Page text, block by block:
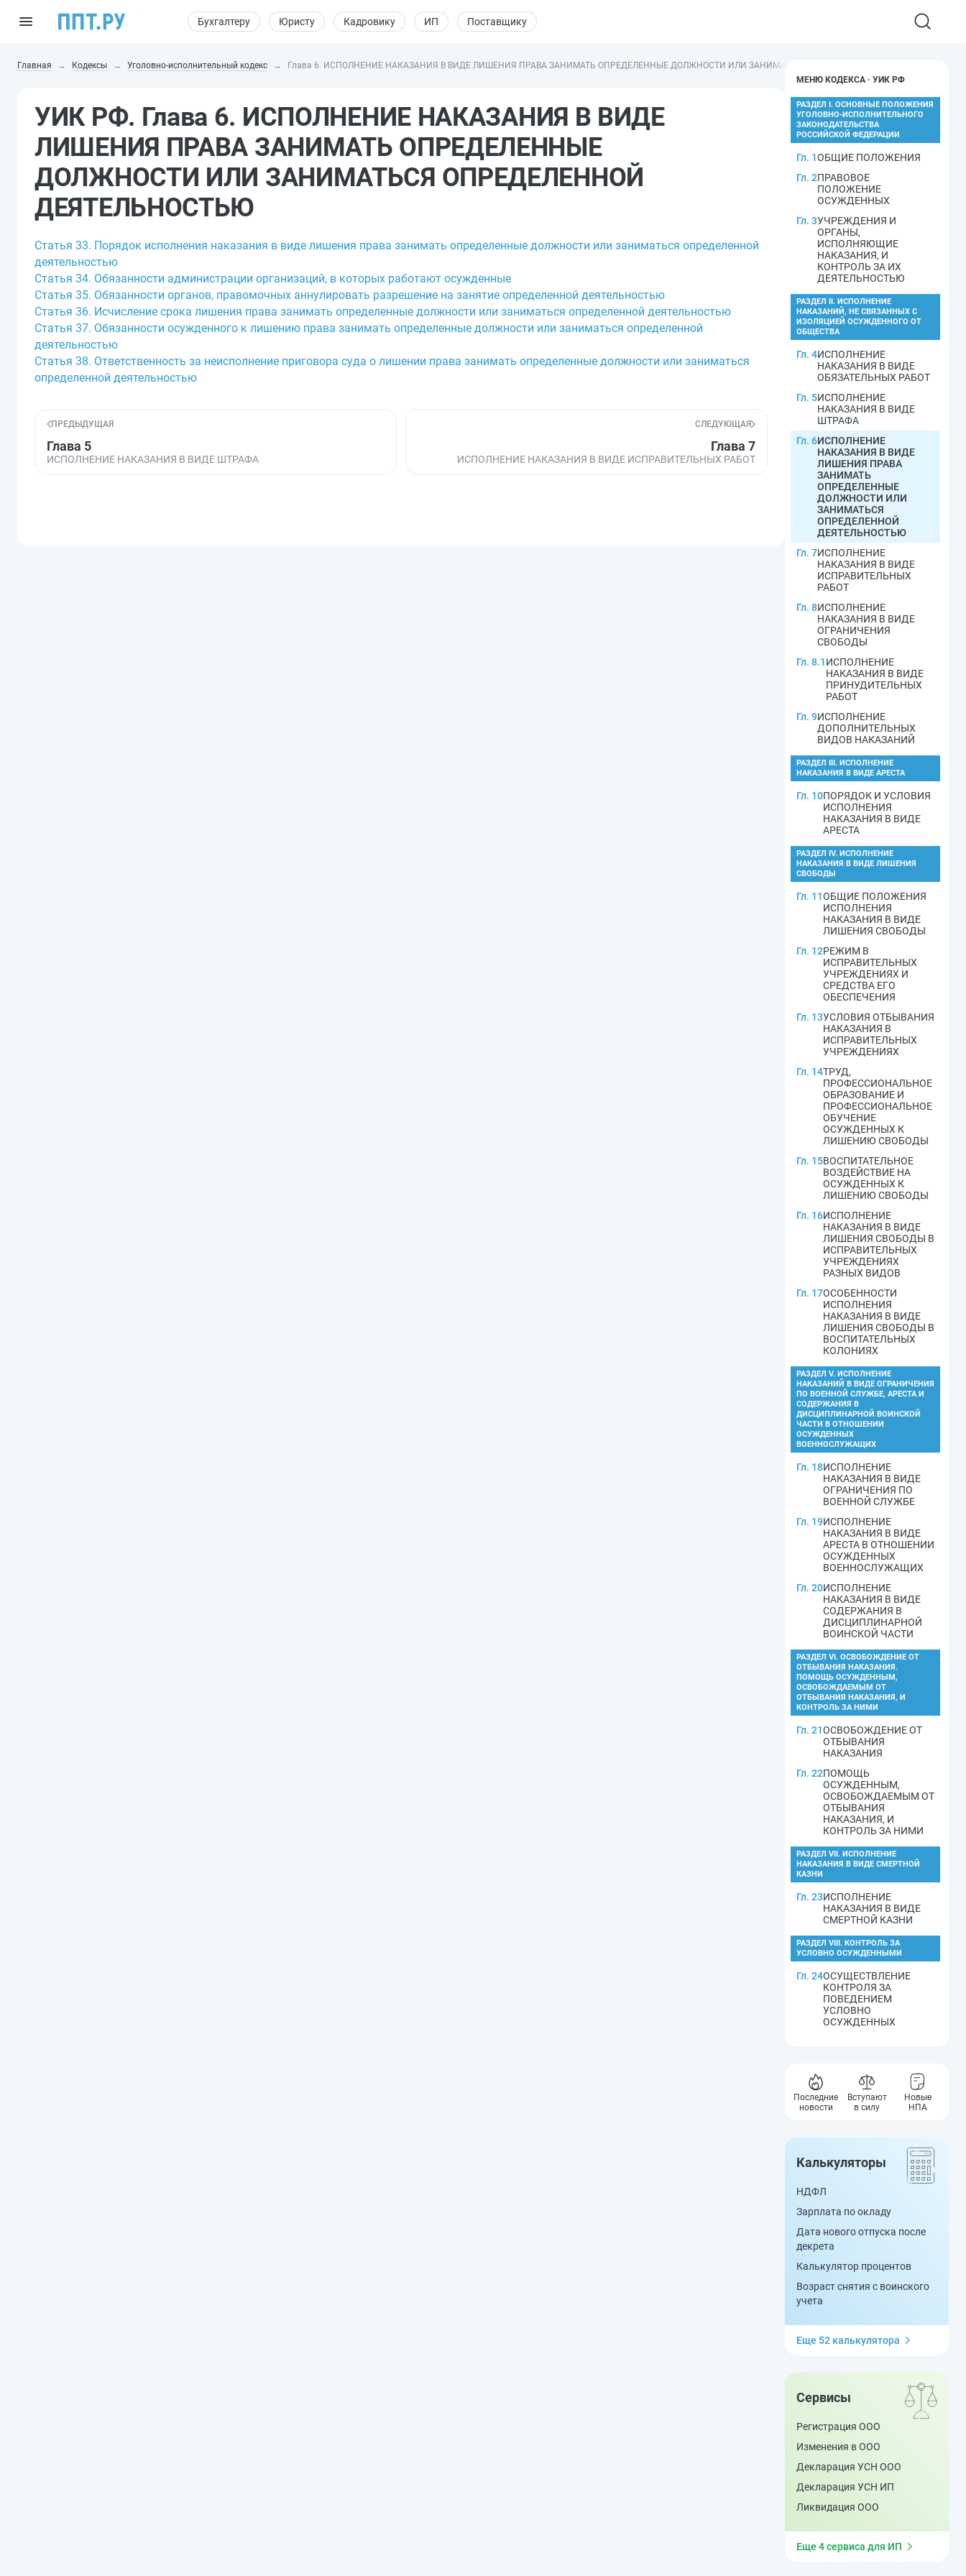
Бухгалтеру Юристу Кадровику ИП Поставщику
Главная Кодексы Уголовно-исполнительный кодекс Глава 6. ИСПОЛНЕНИЕ НАКАЗАНИЯ В ВИДЕ ЛИШЕНИЯ ПРАВА ЗАНИМАТЬ ОПРЕДЕЛЕННЫЕ ДОЛЖНОСТИ ИЛИ ЗАНИМАТЬСЯ ОПРЕДЕЛЕННОЙ ДЕЯТЕЛЬНОСТЬЮ
УИК РФ. Глава 6. ИСПОЛНЕНИЕ НАКАЗАНИЯ В ВИДЕ
ЛИШЕНИЯ ПРАВА ЗАНИМАТЬ ОПРЕДЕЛЕННЫЕ
ДОЛЖНОСТИ ИЛИ ЗАНИМАТЬСЯ ОПРЕДЕЛЕННОЙ
ДЕЯТЕЛЬНОСТЬЮ
Статья 33. Порядок исполнения наказания в виде лишения права занимать определенные должности или заниматься определенной
деятельностью
Статья 34. Обязанности администрации организаций, в которых работают осужденные
Статья 35. Обязанности органов, правомочных аннулировать разрешение на занятие определенной деятельностью
Статья 36. Исчисление срока лишения права занимать определенные должности или заниматься определенной деятельностью
Статья 37. Обязанности осужденного к лишению права занимать определенные должности или заниматься определенной
деятельностью
Статья 38. Ответственность за неисполнение приговора суда о лишении права занимать определенные должности или заниматься
определенной деятельностью
ПРЕДЫДУЩАЯ
Глава 5
ИСПОЛНЕНИЕ НАКАЗАНИЯ В ВИДЕ ШТРАФА
СЛЕДУЮЩАЯ
Глава 7
ИСПОЛНЕНИЕ НАКАЗАНИЯ В ВИДЕ ИСПРАВИТЕЛЬНЫХ РАБОТ
МЕНЮ КОДЕКСА · УИК РФ
РАЗДЕЛ I. ОСНОВНЫЕ ПОЛОЖЕНИЯ
УГОЛОВНО-ИСПОЛНИТЕЛЬНОГО
ЗАКОНОДАТЕЛЬСТВА
РОССИЙСКОЙ ФЕДЕРАЦИИ
Гл. 1ОБЩИЕ ПОЛОЖЕНИЯ
Гл. 2ПРАВОВОЕ
ПОЛОЖЕНИЕ
ОСУЖДЕННЫХ
Гл. 3УЧРЕЖДЕНИЯ И
ОРГАНЫ,
ИСПОЛНЯЮЩИЕ
НАКАЗАНИЯ, И
КОНТРОЛЬ ЗА ИХ
ДЕЯТЕЛЬНОСТЬЮ
РАЗДЕЛ II. ИСПОЛНЕНИЕ
НАКАЗАНИЙ, НЕ СВЯЗАННЫХ С
ИЗОЛЯЦИЕЙ ОСУЖДЕННОГО ОТ
ОБЩЕСТВА
Гл. 4ИСПОЛНЕНИЕ
НАКАЗАНИЯ В ВИДЕ
ОБЯЗАТЕЛЬНЫХ РАБОТ
Гл. 5ИСПОЛНЕНИЕ
НАКАЗАНИЯ В ВИДЕ
ШТРАФА
Гл. 6ИСПОЛНЕНИЕ
НАКАЗАНИЯ В ВИДЕ
ЛИШЕНИЯ ПРАВА
ЗАНИМАТЬ
ОПРЕДЕЛЕННЫЕ
ДОЛЖНОСТИ ИЛИ
ЗАНИМАТЬСЯ
ОПРЕДЕЛЕННОЙ
ДЕЯТЕЛЬНОСТЬЮ
Гл. 7ИСПОЛНЕНИЕ
НАКАЗАНИЯ В ВИДЕ
ИСПРАВИТЕЛЬНЫХ
РАБОТ
Гл. 8ИСПОЛНЕНИЕ
НАКАЗАНИЯ В ВИДЕ
ОГРАНИЧЕНИЯ
СВОБОДЫ
Гл. 8.1ИСПОЛНЕНИЕ
НАКАЗАНИЯ В ВИДЕ
ПРИНУДИТЕЛЬНЫХ
РАБОТ
Гл. 9ИСПОЛНЕНИЕ
ДОПОЛНИТЕЛЬНЫХ
ВИДОВ НАКАЗАНИЙ
РАЗДЕЛ III. ИСПОЛНЕНИЕ
НАКАЗАНИЯ В ВИДЕ АРЕСТА
Гл. 10ПОРЯДОК И УСЛОВИЯ
ИСПОЛНЕНИЯ
НАКАЗАНИЯ В ВИДЕ
АРЕСТА
РАЗДЕЛ IV. ИСПОЛНЕНИЕ
НАКАЗАНИЯ В ВИДЕ ЛИШЕНИЯ
СВОБОДЫ
Гл. 11ОБЩИЕ ПОЛОЖЕНИЯ
ИСПОЛНЕНИЯ
НАКАЗАНИЯ В ВИДЕ
ЛИШЕНИЯ СВОБОДЫ
Гл. 12РЕЖИМ В
ИСПРАВИТЕЛЬНЫХ
УЧРЕЖДЕНИЯХ И
СРЕДСТВА ЕГО
ОБЕСПЕЧЕНИЯ
Гл. 13УСЛОВИЯ ОТБЫВАНИЯ
НАКАЗАНИЯ В
ИСПРАВИТЕЛЬНЫХ
УЧРЕЖДЕНИЯХ
Гл. 14ТРУД,
ПРОФЕССИОНАЛЬНОЕ
ОБРАЗОВАНИЕ И
ПРОФЕССИОНАЛЬНОЕ
ОБУЧЕНИЕ
ОСУЖДЕННЫХ К
ЛИШЕНИЮ СВОБОДЫ
Гл. 15ВОСПИТАТЕЛЬНОЕ
ВОЗДЕЙСТВИЕ НА
ОСУЖДЕННЫХ К
ЛИШЕНИЮ СВОБОДЫ
Гл. 16ИСПОЛНЕНИЕ
НАКАЗАНИЯ В ВИДЕ
ЛИШЕНИЯ СВОБОДЫ В
ИСПРАВИТЕЛЬНЫХ
УЧРЕЖДЕНИЯХ
РАЗНЫХ ВИДОВ
Гл. 17ОСОБЕННОСТИ
ИСПОЛНЕНИЯ
НАКАЗАНИЯ В ВИДЕ
ЛИШЕНИЯ СВОБОДЫ В
ВОСПИТАТЕЛЬНЫХ
КОЛОНИЯХ
РАЗДЕЛ V. ИСПОЛНЕНИЕ
НАКАЗАНИЙ В ВИДЕ ОГРАНИЧЕНИЯ
ПО ВОЕННОЙ СЛУЖБЕ, АРЕСТА И
СОДЕРЖАНИЯ В
ДИСЦИПЛИНАРНОЙ ВОИНСКОЙ
ЧАСТИ В ОТНОШЕНИИ
ОСУЖДЕННЫХ
ВОЕННОСЛУЖАЩИХ
Гл. 18ИСПОЛНЕНИЕ
НАКАЗАНИЯ В ВИДЕ
ОГРАНИЧЕНИЯ ПО
ВОЕННОЙ СЛУЖБЕ
Гл. 19ИСПОЛНЕНИЕ
НАКАЗАНИЯ В ВИДЕ
АРЕСТА В ОТНОШЕНИИ
ОСУЖДЕННЫХ
ВОЕННОСЛУЖАЩИХ
Гл. 20ИСПОЛНЕНИЕ
НАКАЗАНИЯ В ВИДЕ
СОДЕРЖАНИЯ В
ДИСЦИПЛИНАРНОЙ
ВОИНСКОЙ ЧАСТИ
РАЗДЕЛ VI. ОСВОБОЖДЕНИЕ ОТ
ОТБЫВАНИЯ НАКАЗАНИЯ.
ПОМОЩЬ ОСУЖДЕННЫМ,
ОСВОБОЖДАЕМЫМ ОТ
ОТБЫВАНИЯ НАКАЗАНИЯ, И
КОНТРОЛЬ ЗА НИМИ
Гл. 21ОСВОБОЖДЕНИЕ ОТ
ОТБЫВАНИЯ
НАКАЗАНИЯ
Гл. 22ПОМОЩЬ
ОСУЖДЕННЫМ,
ОСВОБОЖДАЕМЫМ ОТ
ОТБЫВАНИЯ
НАКАЗАНИЯ, И
КОНТРОЛЬ ЗА НИМИ
РАЗДЕЛ VII. ИСПОЛНЕНИЕ
НАКАЗАНИЯ В ВИДЕ СМЕРТНОЙ
КАЗНИ
Гл. 23ИСПОЛНЕНИЕ
НАКАЗАНИЯ В ВИДЕ
СМЕРТНОЙ КАЗНИ
РАЗДЕЛ VIII. КОНТРОЛЬ ЗА
УСЛОВНО ОСУЖДЕННЫМИ
Гл. 24ОСУЩЕСТВЛЕНИЕ
КОНТРОЛЯ ЗА
ПОВЕДЕНИЕМ
УСЛОВНО
ОСУЖДЕННЫХ
Последние
новости
Вступают
в силу
Новые
НПА
Калькуляторы
НДФЛ
Зарплата по окладу
Дата нового отпуска после
декрета
Калькулятор процентов
Возраст снятия с воинского
учета
Еще 52 калькулятора
Сервисы
Регистрация ООО
Изменения в ООО
Декларация УСН ООО
Декларация УСН ИП
Ликвидация ООО
Еще 4 сервиса для ИП